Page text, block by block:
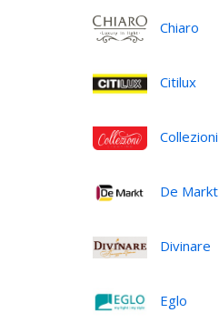
Chiaro
Citilux
Collezioni
De Markt
Divinare
Eglo